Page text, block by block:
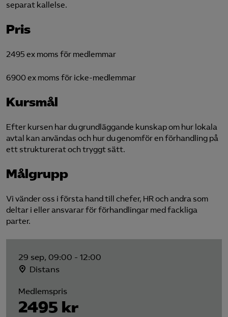
separat kallelse.
Pris
2495 ex moms för medlemmar
6900 ex moms för icke-medlemmar
Kursmål
Efter kursen har du grundläggande kunskap om hur lokala
avtal kan användas och hur du genomför en förhandling på
ett strukturerat och tryggt sätt.
Målgrupp
Vi vänder oss i första hand till chefer, HR och andra som
deltar i eller ansvarar för förhandlingar med fackliga
parter.
29 sep, 09:00 - 12:00
Distans
Medlemspris
2495 kr